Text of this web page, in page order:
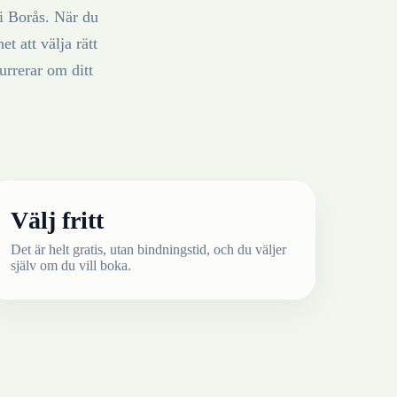
i Borås. När du
att välja rätt
om ditt
Välj fritt
Det är helt gratis, utan bindningstid, och du väljer
själv om du vill boka.